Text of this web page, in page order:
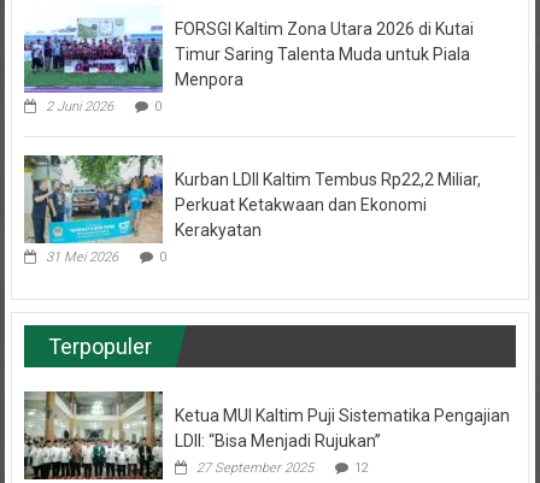
Timur Saring Talenta Muda untuk Piala
Menpora
2 Juni 2026 0
Perkuat Ketakwaan dan Ekonomi
Kerakyatan
31 Mei 2026 0
Terpopuler
LDII: “Bisa Menjadi Rujukan”
27 September 2025 12